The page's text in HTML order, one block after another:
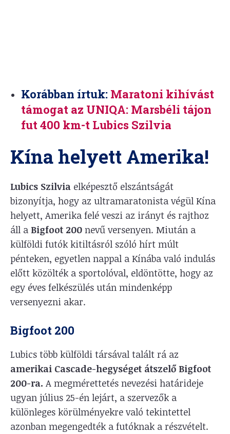
Korábban írtuk: Maratoni kihívást
támogat az UNIQA: Marsbéli tájon
fut 400 km-t Lubics Szilvia
Kína helyett Amerika!
Lubics Szilvia elképesztő elszántságát
bizonyítja, hogy az ultramaratonista végül Kína
helyett, Amerika felé veszi az irányt és rajthoz
áll a Bigfoot 200 nevű versenyen. Miután a
külföldi futók kitiltásról szóló hírt múlt
pénteken, egyetlen nappal a Kínába való indulás
előtt közölték a sportolóval, eldöntötte, hogy az
egy éves felkészülés után mindenképp
versenyezni akar.
Bigfoot 200
Lubics több külföldi társával talált rá az
amerikai Cascade-hegységet átszelő Bigfoot
200-ra. A megmérettetés nevezési határideje
ugyan július 25-én lejárt, a szervezők a
különleges körülményekre való tekintettel
azonban megengedték a futóknak a részvételt.